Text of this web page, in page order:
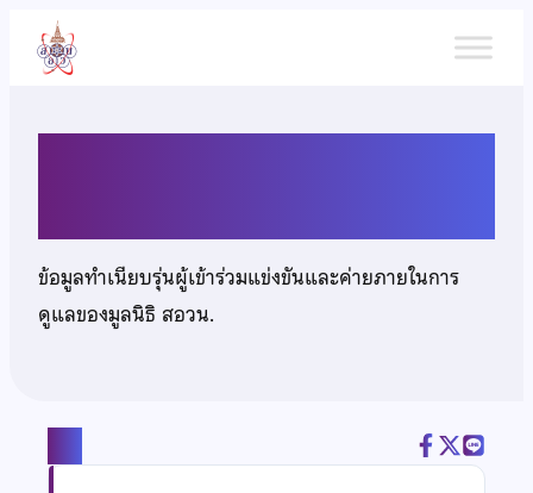
เนื้อหา
ข้อมูลทำเนียบรุ่นผู้เข้าร่วมแข่งขันและค่ายภายในการ
ดูแลของมูลนิธิ สอวน.